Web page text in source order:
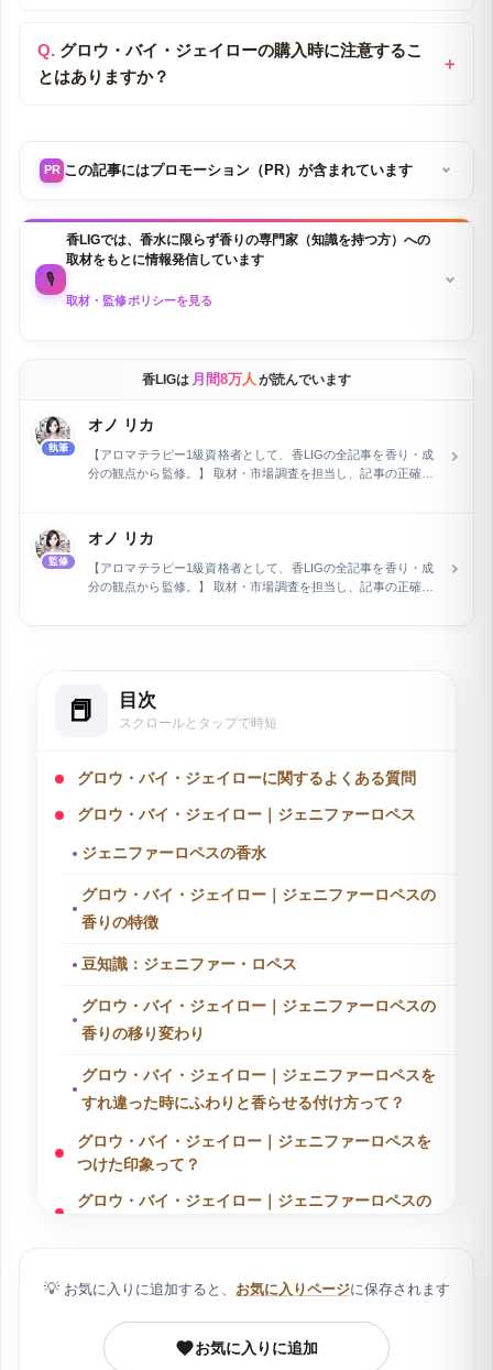
グロウ・バイ・ジェイローの購入時に注意するこ
とはありますか？
PR この記事にはプロモーション（PR）が含まれています
🎙️
香LIGでは、香水に限らず香りの専門家（知識を持つ方）への
取材をもとに情報発信しています
取材・監修ポリシーを見る
香LIGは 月間8万人 が読んでいます
執筆
オノ リカ
【アロマテラピー1級資格者として、香LIGの全記事を香り・成
分の観点から監修。】 取材・市場調査を担当し、記事の正確性
の専門家として活動。長野県在住で、現在は自身で運営するEC
ショップの管理と同時に、air Inc.で市場調査を担当していま
す。特に、企業メディアの記事執筆とメディア運営を行い、開
設2ヶ月で予約数を2倍に増加させるなど、デジタルマーケティ
監修
オノ リカ
【アロマテラピー1級資格者として、香LIGの全記事を香り・成
分の観点から監修。】 取材・市場調査を担当し、記事の正確性
設2ヶ月で予約数を2倍に増加させるなど、デジタルマーケティ
ングにおける顕著な実績を持ちます。
目次
スクロールとタップで時短
グロウ・バイ・ジェイローに関するよくある質問
グロウ・バイ・ジェイロー｜ジェニファーロペス
ジェニファーロペスの香水
グロウ・バイ・ジェイロー｜ジェニファーロペスの
香りの特徴
豆知識：ジェニファー・ロペス
グロウ・バイ・ジェイロー｜ジェニファーロペスの
香りの移り変わり
グロウ・バイ・ジェイロー｜ジェニファーロペスを
すれ違った時にふわりと香らせる付け方って？
グロウ・バイ・ジェイロー｜ジェニファーロペスを
つけた印象って？
グロウ・バイ・ジェイロー｜ジェニファーロペスの
ボトル容量と価格
グロウ・バイ・ジェイロー｜ジェニファーロペスの
コスパマップ
💡 お気に入りに追加すると、 お気に入りページに保存されます
お気に入りに追加